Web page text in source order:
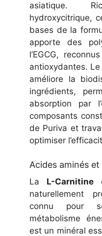
asiatique.
hydroxycitrique,
bases de la
apporte des
l’EGCG,
antioxydantes. Le
améliore la
ingrédients,
absorption par
composants
de Puriva et
optimiser
Acides aminés
La L-Carnitine
naturellement
connu pour
métabolisme
est un minéral